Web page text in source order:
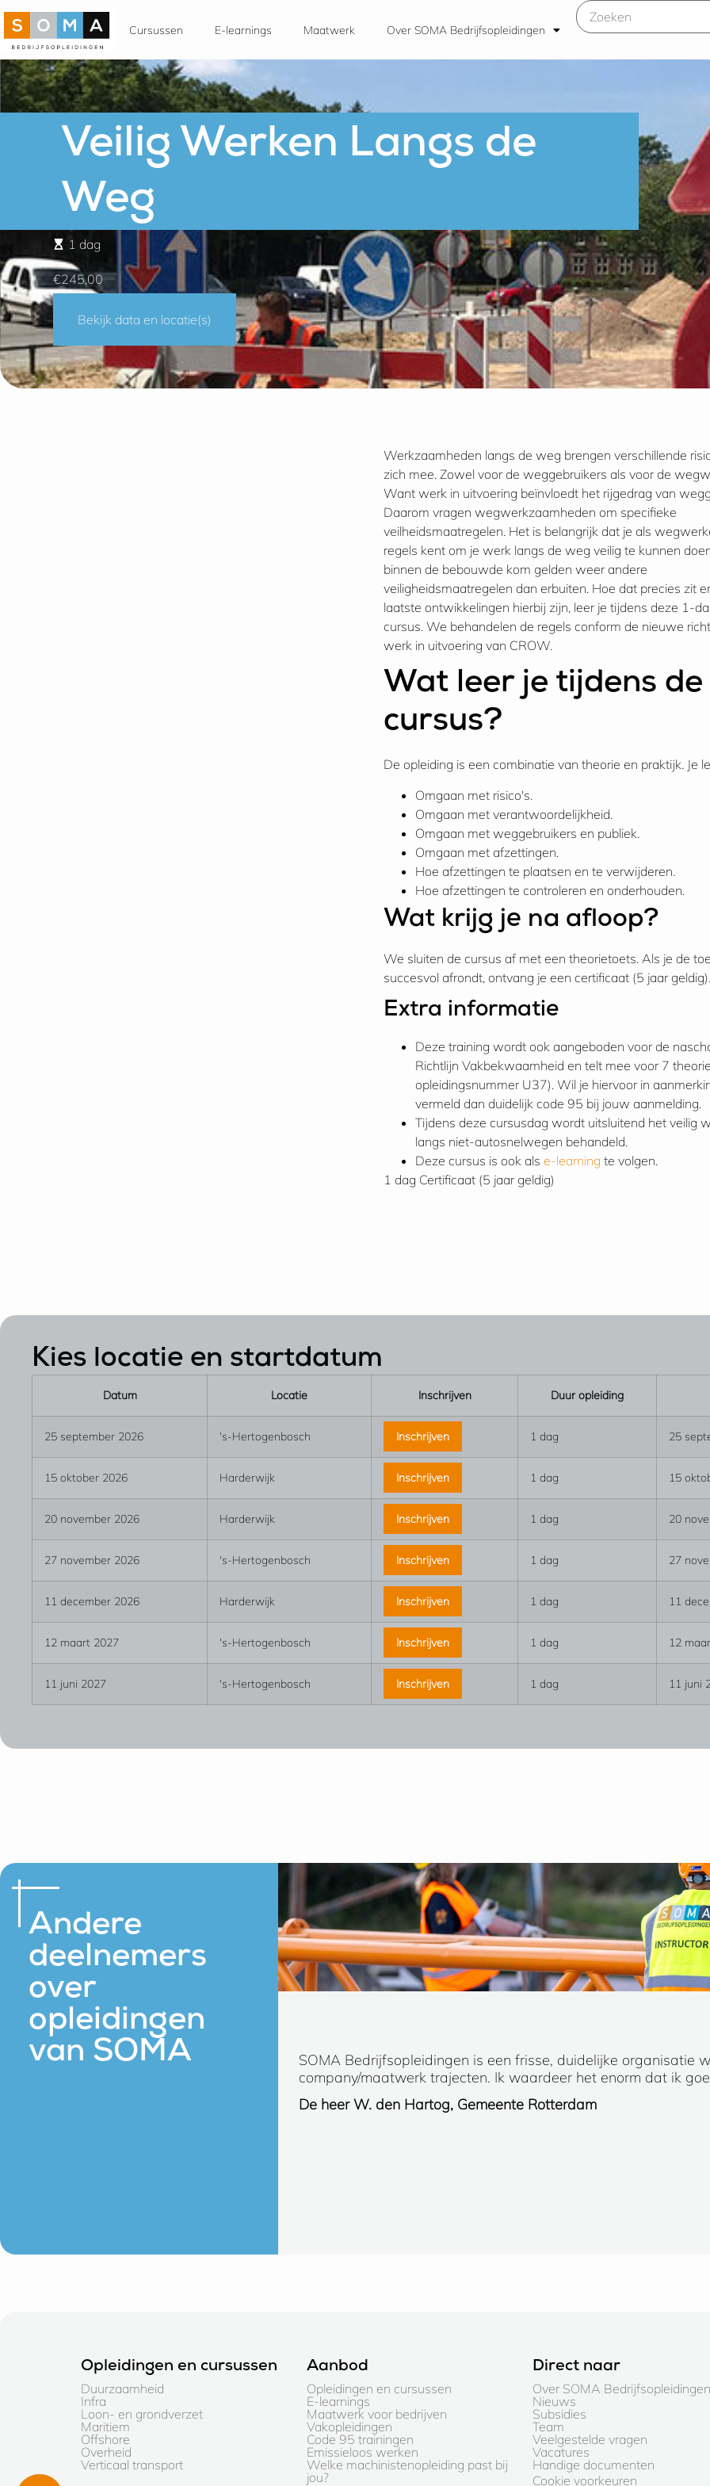
Cursussen E-learnings Maatwerk Over SOMA Bedrijfsopleidingen
Veilig Werken Langs de
Weg
1 dag
€245,00
Bekijk data en locatie(s)
Werkzaamheden langs de weg brengen verschillende
zich mee. Zowel voor de weggebruikers als voor de
Want werk in uitvoering beïnvloedt het rijgedrag van
Daarom vragen wegwerkzaamheden om specifieke
veilheidsmaatregelen. Het is belangrijk dat je als
regels kent om je werk langs de weg veilig te kunnen
binnen de bebouwde kom gelden weer andere
veiligheidsmaatregelen dan erbuiten. Hoe dat precies zit
laatste ontwikkelingen hierbij zijn, leer je tijdens deze 1-
cursus. We behandelen de regels conform de nieuwe
werk in uitvoering van CROW.
Wat leer je tijdens de
cursus?
De opleiding is een combinatie van theorie en praktijk. Je
Omgaan met risico's.
Omgaan met verantwoordelijkheid.
Omgaan met weggebruikers en publiek.
Omgaan met afzettingen.
Hoe afzettingen te plaatsen en te verwijderen.
Hoe afzettingen te controleren en onderhouden.
Wat krijg je na afloop?
We sluiten de cursus af met een theorietoets. Als je de
succesvol afrondt, ontvang je een certificaat (5 jaar geldig).
Extra informatie
Deze training wordt ook aangeboden voor de
Richtlijn Vakbekwaamheid en telt mee voor 7
opleidingsnummer U37). Wil je hiervoor in
vermeld dan duidelijk code 95 bij jouw aanmelding.
Tijdens deze cursusdag wordt uitsluitend het veilig
langs niet-autosnelwegen behandeld.
Deze cursus is ook als e-learning te volgen.
1 dag Certificaat (5 jaar geldig)
Kies locatie en startdatum
Datum Locatie Inschrijven Duur opleiding
25 september 2026 's-Hertogenbosch Inschrijven 1 dag 25
15 oktober 2026 Harderwijk Inschrijven 1 dag 15
20 november 2026 Harderwijk Inschrijven 1 dag 20
27 november 2026 's-Hertogenbosch Inschrijven 1 dag 27
11 december 2026 Harderwijk Inschrijven 1 dag 11
12 maart 2027 's-Hertogenbosch Inschrijven 1 dag 12
11 juni 2027 's-Hertogenbosch Inschrijven 1 dag 11 juni
Andere
deelnemers
over
opleidingen
van SOMA
SOMA Bedrijfsopleidingen is een frisse, duidelijke organisatie
company/maatwerk trajecten. Ik waardeer het enorm dat ik
De heer W. den Hartog, Gemeente Rotterdam
Opleidingen en cursussen
Duurzaamheid
Infra
Loon- en grondverzet
Maritiem
Offshore
Overheid
Verticaal transport
Aanbod
Opleidingen en cursussen
E-learnings
Maatwerk voor bedrijven
Vakopleidingen
Code 95 trainingen
Emissieloos werken
Welke machinistenopleiding past bij
jou?
Direct naar
Over SOMA Bedrijfsopleidingen
Nieuws
Subsidies
Team
Veelgestelde vragen
Vacatures
Handige documenten
Cookie voorkeuren